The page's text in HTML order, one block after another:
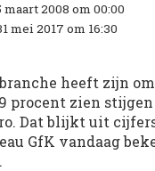
2008 om 00:00
mei 2017 om 16:30
heeft zijn
procent zien
Dat blijkt uit
GfK vandaag